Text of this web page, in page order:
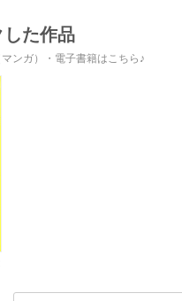
た作品
ンガ）・電子書籍はこちら♪